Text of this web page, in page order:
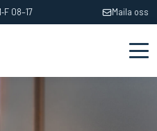
08–17 Maila oss